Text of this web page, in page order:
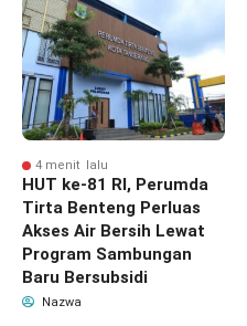
4 menit lalu
HUT ke-81 RI, Perumda
Tirta Benteng Perluas
Akses Air Bersih Lewat
Program Sambungan
Baru Bersubsidi
Nazwa